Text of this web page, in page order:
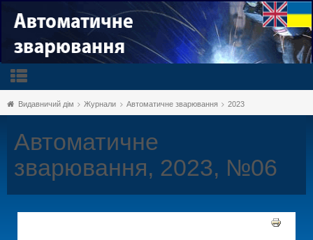
Видавничий дім Журнали Автоматичне зварювання 2023
Автоматичне
зварювання, 2023, №06